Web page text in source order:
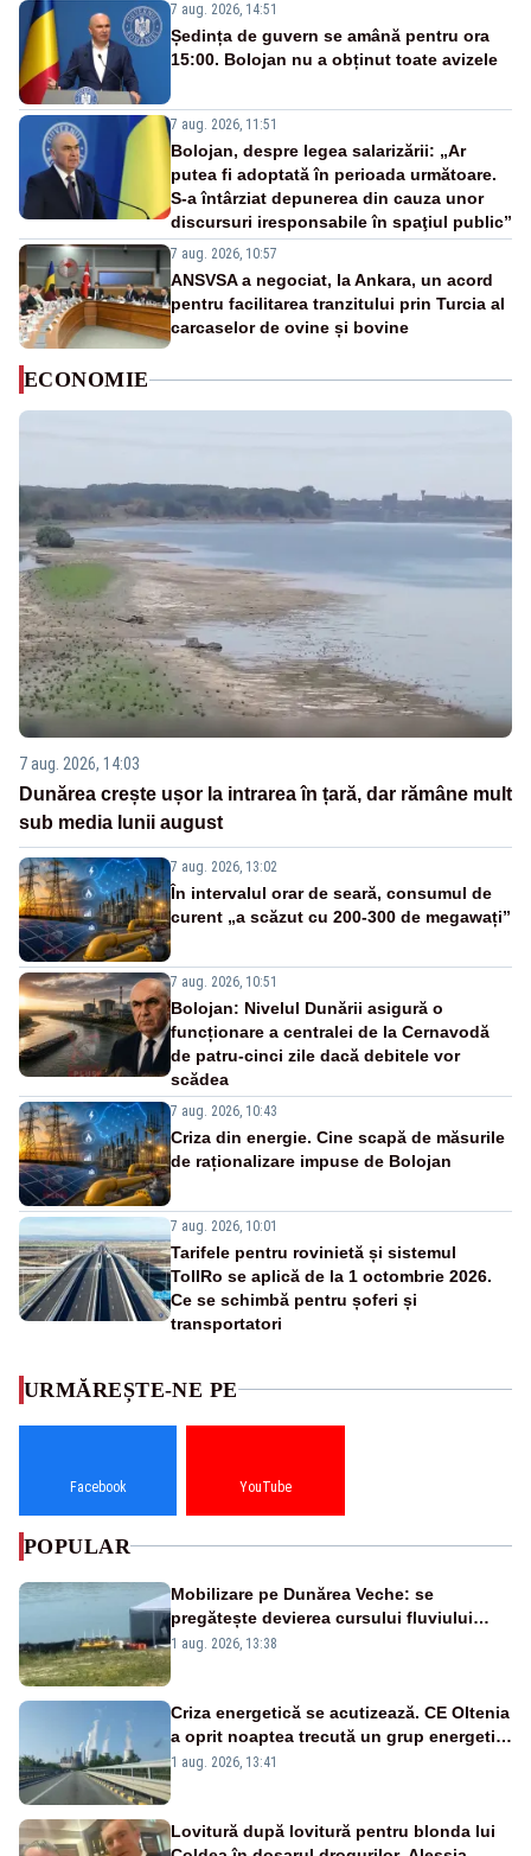
7 aug. 2026, 14:51
Ședința de guvern se amână pentru ora
15:00. Bolojan nu a obținut toate avizele
7 aug. 2026, 11:51
Bolojan, despre legea salarizării: „Ar
putea fi adoptată în perioada următoare.
S-a întârziat depunerea din cauza unor
discursuri iresponsabile în spaţiul public”
7 aug. 2026, 10:57
ANSVSA a negociat, la Ankara, un acord
pentru facilitarea tranzitului prin Turcia al
carcaselor de ovine și bovine
ECONOMIE
7 aug. 2026, 14:03
Dunărea crește ușor la intrarea în țară, dar rămâne mult
sub media lunii august
7 aug. 2026, 13:02
În intervalul orar de seară, consumul de
curent „a scăzut cu 200-300 de megawați”
7 aug. 2026, 10:51
Bolojan: Nivelul Dunării asigură o
funcționare a centralei de la Cernavodă
de patru-cinci zile dacă debitele vor
scădea
7 aug. 2026, 10:43
Criza din energie. Cine scapă de măsurile
de raționalizare impuse de Bolojan
7 aug. 2026, 10:01
Tarifele pentru rovinietă și sistemul
TollRo se aplică de la 1 octombrie 2026.
Ce se schimbă pentru șoferi și
transportatori
URMĂREȘTE-NE PE
Facebook YouTube
POPULAR
Mobilizare pe Dunărea Veche: se
pregătește devierea cursului fluviului
către Cernavodă – VIDEO
1 aug. 2026, 13:38
Criza energetică se acutizează. CE Oltenia
a oprit noaptea trecută un grup energetic
de la Rovinari
1 aug. 2026, 13:41
Lovitură după lovitură pentru blonda lui